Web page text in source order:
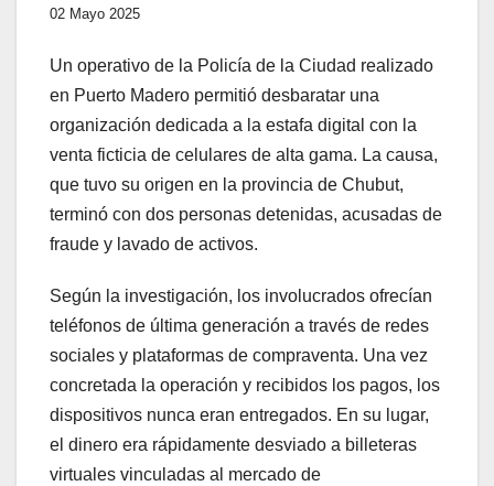
02 Mayo 2025
Un operativo de la Policía de la Ciudad realizado
en Puerto Madero permitió desbaratar una
organización dedicada a la estafa digital con la
venta ficticia de celulares de alta gama. La causa,
que tuvo su origen en la provincia de Chubut,
terminó con dos personas detenidas, acusadas de
fraude y lavado de activos.
Según la investigación, los involucrados ofrecían
teléfonos de última generación a través de redes
sociales y plataformas de compraventa. Una vez
concretada la operación y recibidos los pagos, los
dispositivos nunca eran entregados. En su lugar,
el dinero era rápidamente desviado a billeteras
virtuales vinculadas al mercado de